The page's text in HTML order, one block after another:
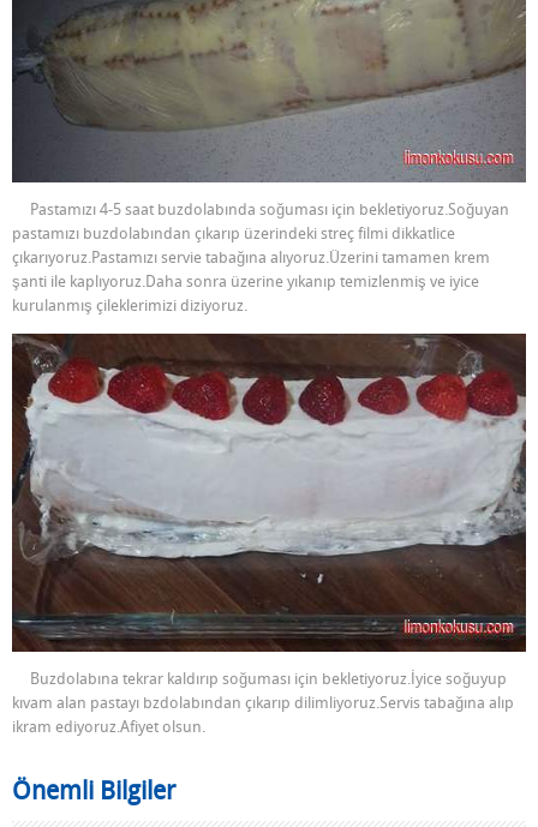
Pastamızı 4-5 saat buzdolabında soğuması için bekletiyoruz.Soğuyan
pastamızı buzdolabından çıkarıp üzerindeki streç filmi dikkatlice
çıkarıyoruz.Pastamızı servie tabağına alıyoruz.Üzerini tamamen krem
şanti ile kaplıyoruz.Daha sonra üzerine yıkanıp temizlenmiş ve iyice
kurulanmış çileklerimizi diziyoruz.
Buzdolabına tekrar kaldırıp soğuması için bekletiyoruz.İyice soğuyup
kıvam alan pastayı bzdolabından çıkarıp dilimliyoruz.Servis tabağına alıp
ikram ediyoruz.Afiyet olsun.
Önemli Bilgiler